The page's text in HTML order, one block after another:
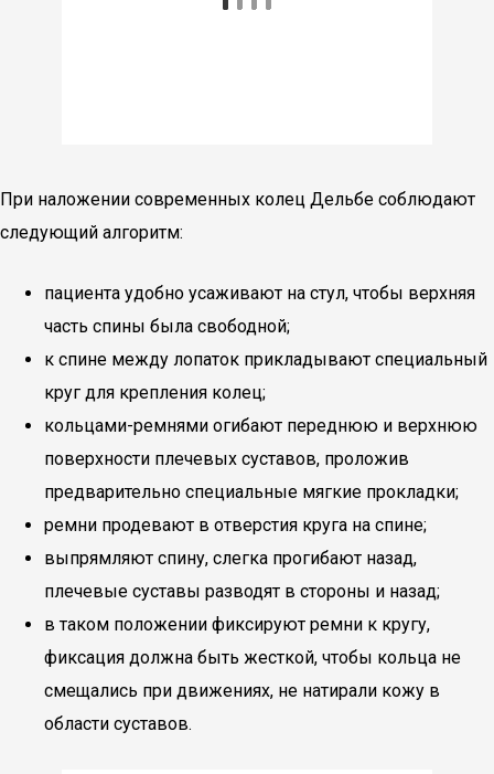
При наложении современных колец Дельбе соблюдают
следующий алгоритм:
пациента удобно усаживают на стул, чтобы верхняя
часть спины была свободной;
к спине между лопаток прикладывают специальный
круг для крепления колец;
кольцами-ремнями огибают переднюю и верхнюю
поверхности плечевых суставов, проложив
предварительно специальные мягкие прокладки;
ремни продевают в отверстия круга на спине;
выпрямляют спину, слегка прогибают назад,
плечевые суставы разводят в стороны и назад;
в таком положении фиксируют ремни к кругу,
фиксация должна быть жесткой, чтобы кольца не
смещались при движениях, не натирали кожу в
области суставов.